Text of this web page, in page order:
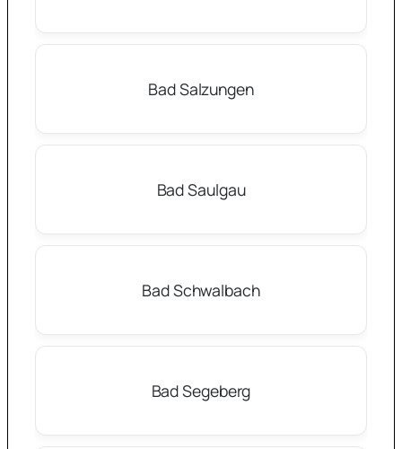
Bad Salzungen
Bad Saulgau
Bad Schwalbach
Bad Segeberg